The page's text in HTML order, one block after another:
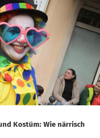
Kostüm: Wie närrisch